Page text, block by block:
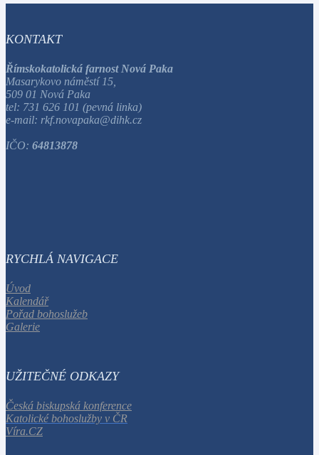
KONTAKT
Římskokatolická farnost Nová Paka
Masarykovo náměstí 15,
509 01 Nová Paka
tel: 731 626 101 (pevná linka)
e-mail: rkf.novapaka@dihk.cz
IČO: 64813878
RYCHLÁ NAVIGACE
Úvod
Kalendář
Pořad bohoslužeb
Galerie
UŽITEČNÉ ODKAZY
Česká biskupská konference
Katolické bohoslužby v ČR
Víra.CZ